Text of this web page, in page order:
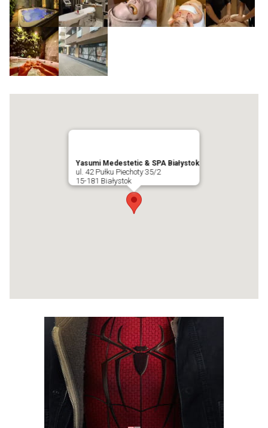
Yasumi Medestetic & SPA Białystok
ul. 42 Pułku Piechoty 35/2
15-181 Białystok